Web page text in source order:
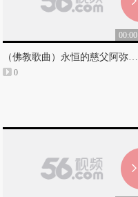
00:00
（佛教歌曲）永恒的慈父阿弥陀佛（佛教音乐）
0